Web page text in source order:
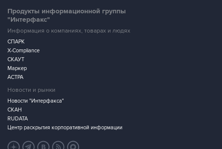
Продукты информационной группы
"Интерфакс"
Информация о компаниях, товарах и людях
СПАРК
X-Compliance
СКАУТ
Маркер
АСТРА
Новости и рынки
Новости "Интерфакса"
СКАН
RUDATA
Центр раскрытия корпоративной информации